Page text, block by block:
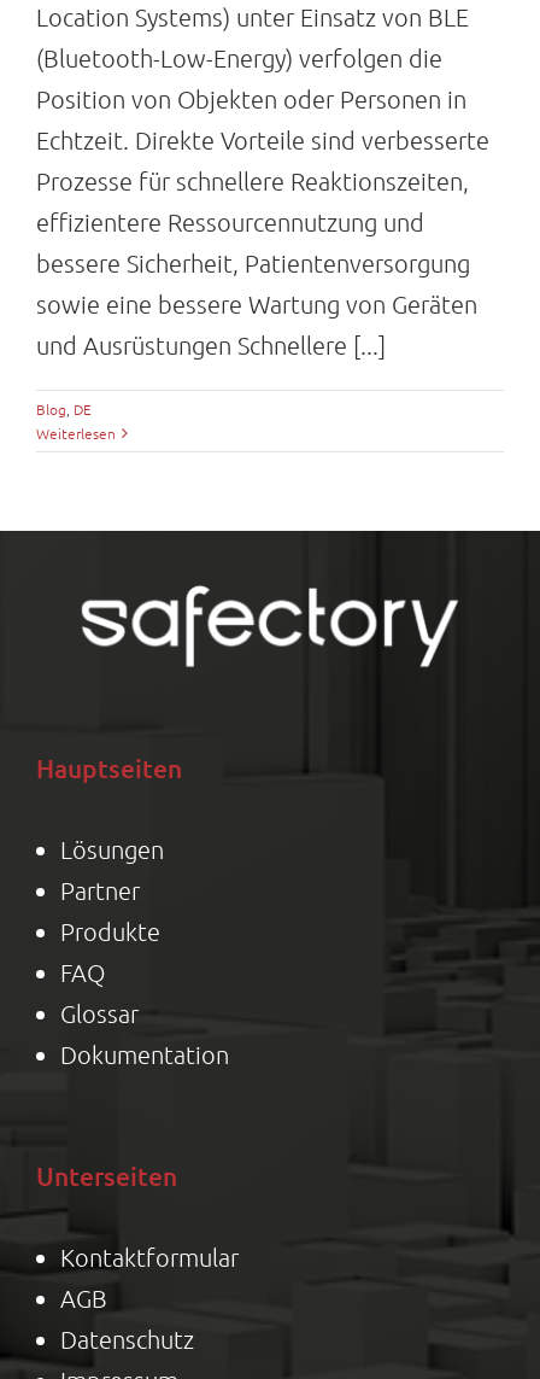
Location Systems) unter Einsatz von BLE
(Bluetooth-Low-Energy) verfolgen die
Position von Objekten oder Personen in
Echtzeit. Direkte Vorteile sind verbesserte
Prozesse für schnellere Reaktionszeiten,
effizientere Ressourcennutzung und
bessere Sicherheit, Patientenversorgung
sowie eine bessere Wartung von Geräten
und Ausrüstungen Schnellere [...]
Blog DE
Weiterlesen
Hauptseiten
Lösungen
Partner
Produkte
FAQ
Glossar
Dokumentation
Unterseiten
Kontaktformular
AGB
Datenschutz